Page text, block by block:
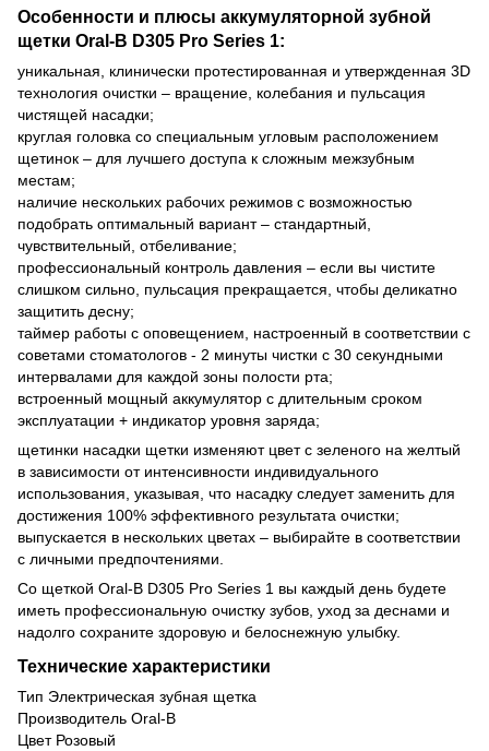
Особенности и плюсы аккумуляторной зубной
щетки Oral-B D305 Pro Series 1:
уникальная, клинически протестированная и утвержденная 3D
технология очистки – вращение, колебания и пульсация
чистящей насадки;
круглая головка со специальным угловым расположением
щетинок – для лучшего доступа к сложным межзубным
местам;
наличие нескольких рабочих режимов с возможностью
подобрать оптимальный вариант – стандартный,
чувствительный, отбеливание;
профессиональный контроль давления – если вы чистите
слишком сильно, пульсация прекращается, чтобы деликатно
защитить десну;
таймер работы с оповещением, настроенный в соответствии с
советами стоматологов - 2 минуты чистки с 30 секундными
интервалами для каждой зоны полости рта;
встроенный мощный аккумулятор с длительным сроком
эксплуатации + индикатор уровня заряда;
щетинки насадки щетки изменяют цвет с зеленого на желтый
в зависимости от интенсивности индивидуального
использования, указывая, что насадку следует заменить для
достижения 100% эффективного результата очистки;
выпускается в нескольких цветах – выбирайте в соответствии
с личными предпочтениями.
Со щеткой Oral-B D305 Pro Series 1 вы каждый день будете
иметь профессиональную очистку зубов, уход за деснами и
надолго сохраните здоровую и белоснежную улыбку.
Технические характеристики
Тип Электрическая зубная щетка
Производитель Oral-B
Цвет Розовый